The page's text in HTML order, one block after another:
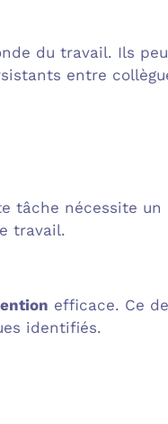
du travail. Ils
entre
tâche nécessite un
travail.
efficace. Ce
identifiés.